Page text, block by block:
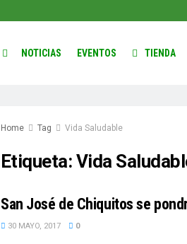
NOTICIAS EVENTOS TIENDA
Home Tag Vida Saludable
Etiqueta: Vida
San José de Chiquitos se
30 MAYO, 2017 0